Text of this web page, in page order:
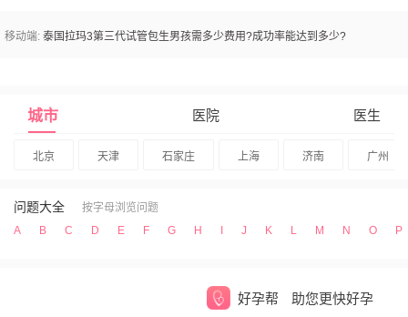
移动端: 泰国拉玛3第三代试管包生男孩需多少费用?成功率能达到多少?
城市 医院 医生
北京 天津 石家庄 上海 济南 广州
问题大全
按字母浏览问题
A
B C D E F G H J K L M N O P
好孕帮 助您更快好孕